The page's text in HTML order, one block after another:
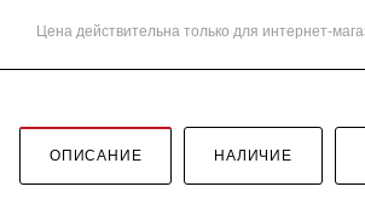
Цена действительна только для интернет-
ОПИСАНИЕ НАЛИЧИЕ